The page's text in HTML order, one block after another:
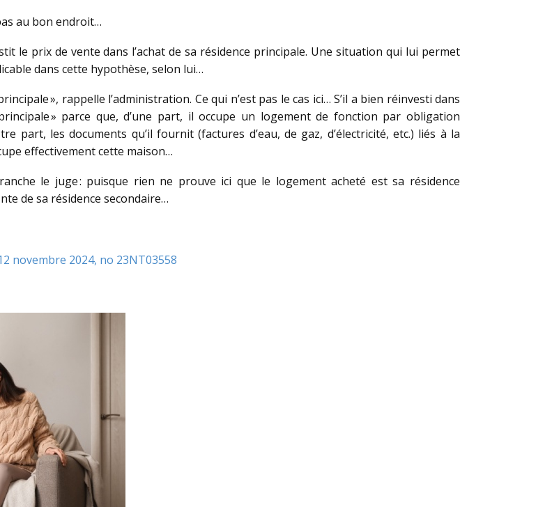
au bon endroit…
le prix de vente dans l’achat de sa résidence principale. Une situation qui lui permet
dans cette hypothèse, selon lui…
», rappelle l’administration. Ce qui n’est pas le cas ici… S’il a bien réinvesti dans
» parce que, d’une part, il occupe un logement de fonction par obligation
part, les documents qu’il fournit (factures d’eau, de gaz, d’électricité, etc.) liés à la
effectivement cette maison…
le juge : puisque rien ne prouve ici que le logement acheté est sa résidence
de sa résidence secondaire…
novembre 2024, no 23NT03558